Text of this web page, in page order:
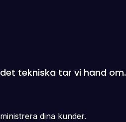
tekniska tar vi hand om.
dina kunder.